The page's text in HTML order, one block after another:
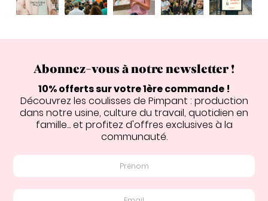
Abonnez-vous à notre newsletter !
10% offerts sur votre 1ère commande !
Découvrez les coulisses de Pimpant : production
dans notre usine, culture du travail, quotidien en
famille... et profitez d'offres exclusives à la
communauté.